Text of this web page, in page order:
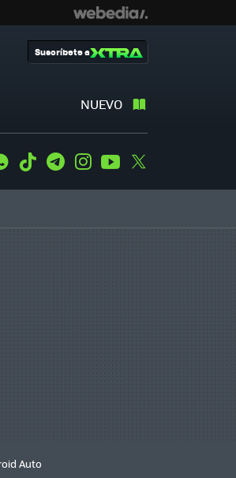
NUEVO
Suscríbete a
WhatsApp
Tiktok TelegramInstagramYoutube
Auto